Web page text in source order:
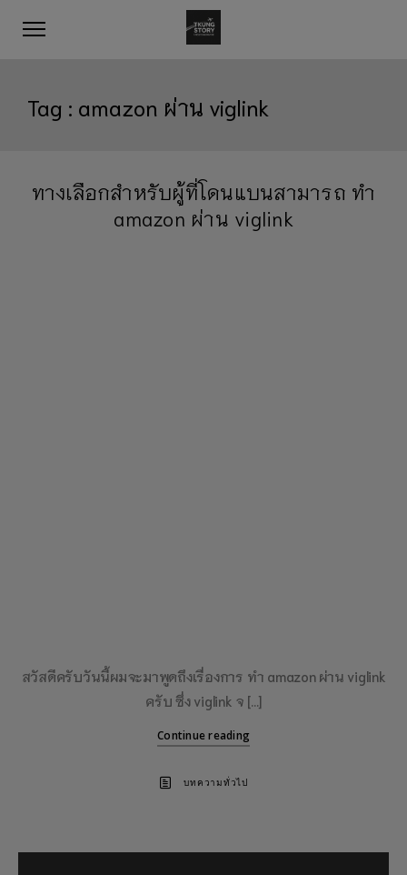
Tag : amazon ผ่าน viglink
ทางเลือกสำหรับผู้ที่โดนแบนสามารถ ทำ
amazon ผ่าน viglink
สวัสดีครับวันนี้ผมจะมาพูดถึงเรื่องการ ทำ amazon ผ่าน viglink
ครับ ซึ่ง viglink จ […]
Continue reading
บทความทั่วไป